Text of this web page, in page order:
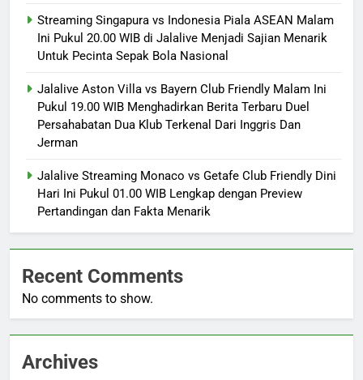
Streaming Singapura vs Indonesia Piala ASEAN Malam
Ini Pukul 20.00 WIB di Jalalive Menjadi Sajian Menarik
Untuk Pecinta Sepak Bola Nasional
Jalalive Aston Villa vs Bayern Club Friendly Malam Ini
Pukul 19.00 WIB Menghadirkan Berita Terbaru Duel
Persahabatan Dua Klub Terkenal Dari Inggris Dan
Jerman
Jalalive Streaming Monaco vs Getafe Club Friendly Dini
Hari Ini Pukul 01.00 WIB Lengkap dengan Preview
Pertandingan dan Fakta Menarik
Recent Comments
No comments to show.
Archives